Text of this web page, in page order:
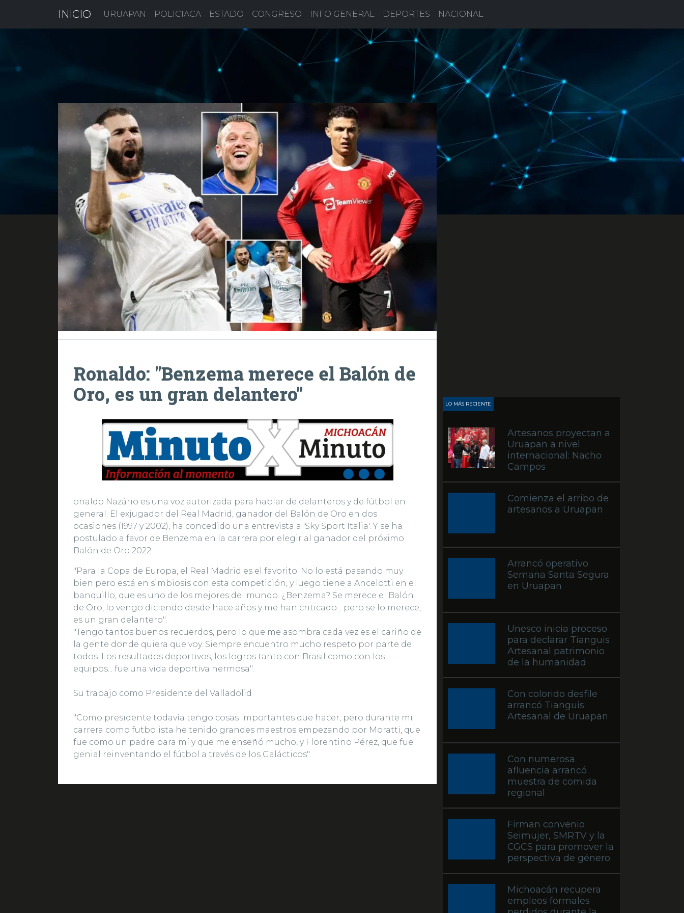
INICIO URUAPAN POLICIACA ESTADO CONGRESO INFO GENERAL DEPORTES NACIONAL
Ronaldo: "Benzema merece el Balón de
Oro, es un gran delantero"
onaldo Nazário es una voz autorizada para hablar de delanteros y de fútbol en
general. El exjugador del Real Madrid, ganador del Balón de Oro en dos
ocasiones (1997 y 2002), ha concedido una entrevista a 'Sky Sport Italia'. Y se ha
postulado a favor de Benzema en la carrera por elegir al ganador del próximo
Balón de Oro 2022.
"Para la Copa de Europa, el Real Madrid es el favorito. No lo está pasando muy
bien pero está en simbiosis con esta competición, y luego tiene a Ancelotti en el
banquillo, que es uno de los mejores del mundo. ¿Benzema? Se merece el Balón
de Oro, lo vengo diciendo desde hace años y me han criticado... pero se lo merece,
es un gran delantero".
"Tengo tantos buenos recuerdos, pero lo que me asombra cada vez es el cariño de
la gente donde quiera que voy. Siempre encuentro mucho respeto por parte de
todos. Los resultados deportivos, los logros tanto con Brasil como con los
equipos... fue una vida deportiva hermosa".
Su trabajo como Presidente del Valladolid
"Como presidente todavía tengo cosas importantes que hacer, pero durante mi
carrera como futbolista he tenido grandes maestros empezando por Moratti, que
fue como un padre para mí y que me enseñó mucho, y Florentino Pérez, que fue
genial reinventando el fútbol a través de los Galácticos".
Artesanos proyectan a
Uruapan a nivel
internacional: Nacho
Campos
Comienza el arribo de
artesanos a Uruapan
Arrancó operativo
Semana Santa Segura
en Uruapan
Unesco inicia proceso
para declarar Tianguis
Artesanal patrimonio
de la humanidad
Con colorido desfile
arrancó Tianguis
Artesanal de Uruapan
Con numerosa
afluencia arrancó
muestra de comida
regional
Firman convenio
Seimujer, SMRTV y la
CGCS para promover la
perspectiva de género
Michoacán recupera
empleos formales
LO MÁS RECIENTE